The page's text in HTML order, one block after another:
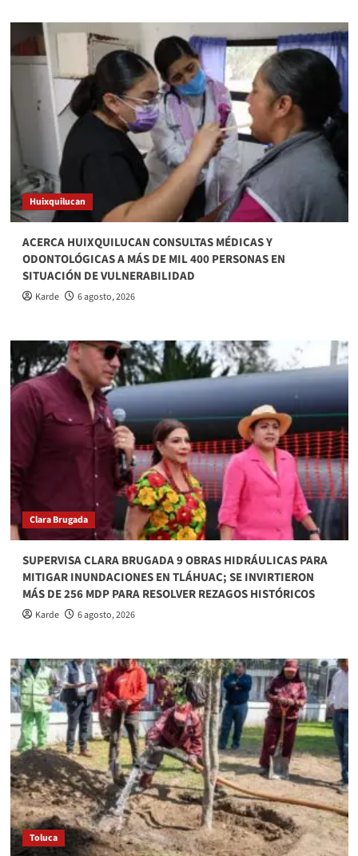
Huixquilucan
ACERCA HUIXQUILUCAN CONSULTAS MÉDICAS Y
ODONTOLÓGICAS A MÁS DE MIL 400 PERSONAS EN
SITUACIÓN DE VULNERABILIDAD
Karde 6 agosto, 2026
Clara Brugada
SUPERVISA CLARA BRUGADA 9 OBRAS HIDRÁULICAS PARA
MITIGAR INUNDACIONES EN TLÁHUAC; SE INVIRTIERON
MÁS DE 256 MDP PARA RESOLVER REZAGOS HISTÓRICOS
Karde 6 agosto, 2026
Toluca